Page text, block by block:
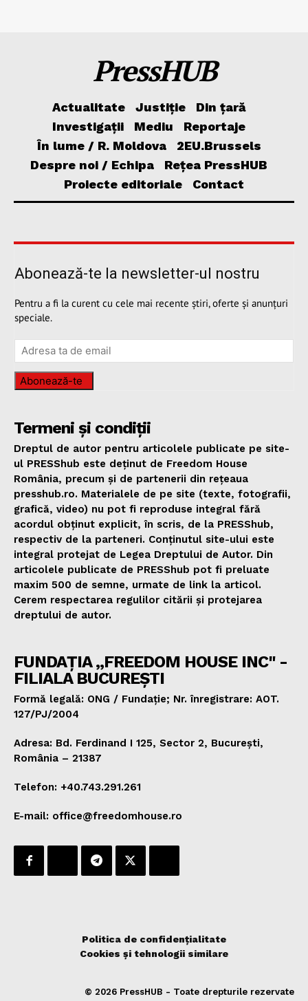
PressHUB
Actualitate Justiție
Din țară
Investigații
Mediu
Reportaje
În lume / R. Moldova
2EU.Brussels
Despre noi / Echipa
Rețea PressHUB
Proiecte editoriale
Contact
Abonează-te la newsletter-ul nostru
Pentru a fi la curent cu cele mai recente știri, oferte și anunțuri
speciale.
Abonează-te
Termeni și condiții
Dreptul de autor pentru articolele publicate pe site-
ul PRESShub este deținut de Freedom House
România, precum și de partenerii din rețeaua
presshub.ro. Materialele de pe site (texte, fotografii,
grafică, video) nu pot fi reproduse integral fără
acordul obținut explicit, în scris, de la PRESShub,
respectiv de la parteneri. Conținutul site-ului este
integral protejat de Legea Dreptului de Autor. Din
articolele publicate de PRESShub pot fi preluate
maxim 500 de semne, urmate de link la articol.
Cerem respectarea regulilor citării și protejarea
dreptului de autor.
FUNDAȚIA „FREEDOM HOUSE INC" -
FILIALA BUCUREȘTI
Formă legală: ONG / Fundație; Nr. înregistrare: AOT.
127/PJ/2004
Adresa: Bd. Ferdinand I 125, Sector 2, București,
România – 21387
Telefon: +40.743.291.261
E-mail: office@freedomhouse.ro
Politica de confidențialitate
Cookies și tehnologii similare
© 2026 PressHUB - Toate drepturile rezervate